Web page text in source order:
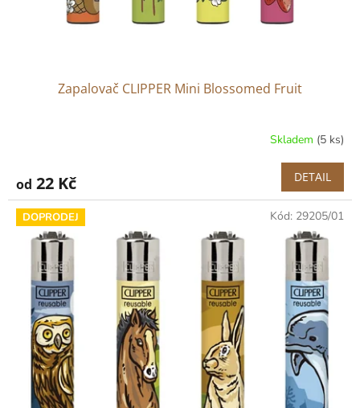
Zapalovač CLIPPER Mini Blossomed Fruit
Skladem (5 ks)
od 22 Kč DETAIL
DOPRODEJ Kód: 29205/01